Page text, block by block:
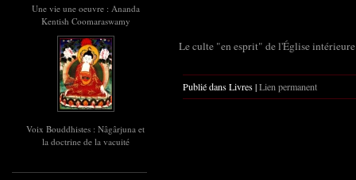
Une vie une oeuvre : Ananda
Kentish Coomaraswamy
Voix Bouddhistes : Nâgârjuna et
la doctrine de la vacuité
Le culte "en esprit" de l'Église intérieure
Publié dans Livres |Lien permanent